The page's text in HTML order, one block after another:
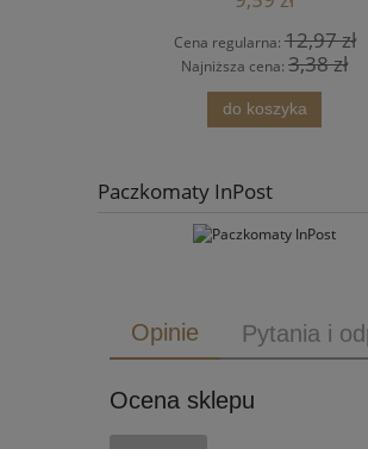
Cena regularna: 860,00 zł
Najniższa cena:860,00 zł
do koszyka
Paczkomaty InPost
Opinie Pytania i
Ocena sklepu